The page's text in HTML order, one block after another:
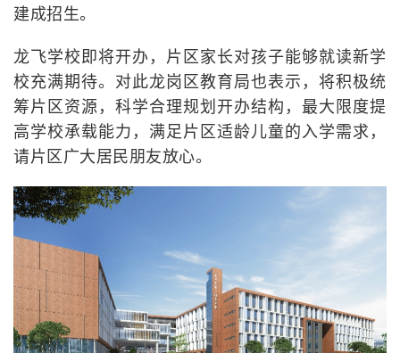
建成招生。
龙飞学校即将开办，片区家长对孩子能够就读新学
校充满期待。对此龙岗区教育局也表示，将积极统
筹片区资源，科学合理规划开办结构，最大限度提
高学校承载能力，满足片区适龄儿童的入学需求，
请片区广大居民朋友放心。